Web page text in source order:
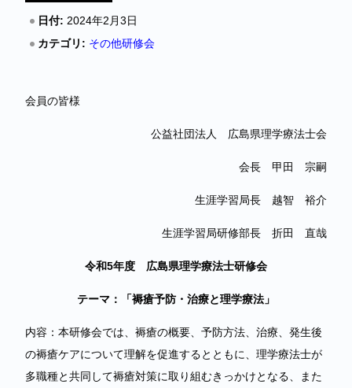
日付: 2024年2月3日
カテゴリ: その他研修会
会員の皆様
公益社団法人 広島県理学療法士会
会長 甲田 宗嗣
生涯学習局長 越智 裕介
生涯学習局研修部長 折田 直哉
令和5年度 広島県理学療法士研修会
テーマ：「褥瘡予防・治療と理学療法」
内容：本研修会では、褥瘡の概要、予防方法、治療、発生後
の褥瘡ケアについて理解を促進するとともに、理学療法士が
多職種と共同して褥瘡対策に取り組むきっかけとなる、また